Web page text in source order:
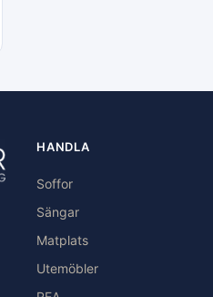
HANDLA
Soffor
Sängar
Matplats
Utemöbler